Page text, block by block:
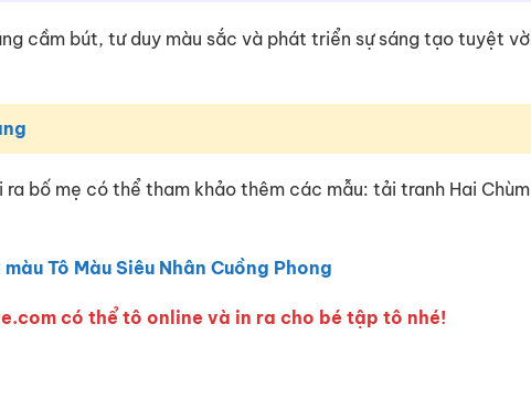
cầm bút, tư duy màu sắc và phát triển sự sáng tạo tuyệt
bố mẹ có thể tham khảo thêm các mẫu: tải tranh Hai
Tô Màu Siêu Nhân Cuồng Phong
có thể tô online và in ra cho bé tập tô nhé!